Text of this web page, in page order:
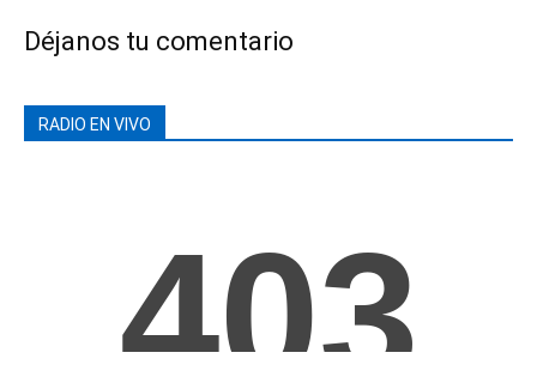
Déjanos tu comentario
RADIO EN VIVO